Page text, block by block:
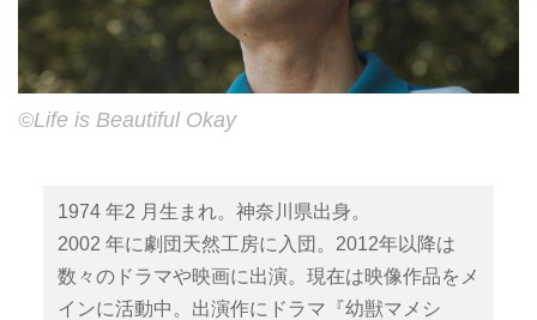
©Life is Beautiful Okay
1974 年2 月生まれ。神奈川県出身。
2002 年に劇団天然工房に入団。2012年以降は
数々のドラマや映画に出演。現在は映像作品をメ
インに活動中。出演作にドラマ『幼獣マメシ